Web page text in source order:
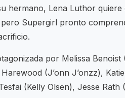
hermano, Lena Luthor
Supergirl pronto
por Melissa
(J’onn J’onzz),
(Kelly Olsen), Jesse